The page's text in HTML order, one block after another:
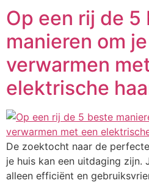
Op een rij de 5
manieren om
verwarmen
elektrische
De zoektocht naar de
je huis kan een uitdaging zijn.
alleen efficiënt en